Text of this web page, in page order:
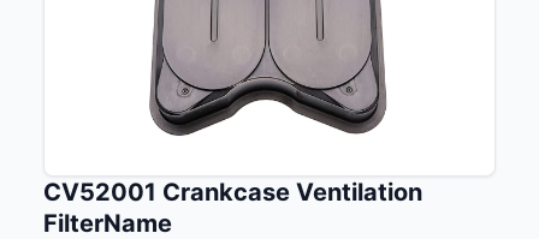
CV52001 Crankcase Ventilation
FilterName